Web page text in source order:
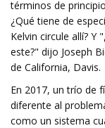
términos de
¿Qué tiene de
Kelvin circule allí? Y
este?" dijo Joseph
de California, Davis.
En 2017, un trío de
diferente al
como un sistema